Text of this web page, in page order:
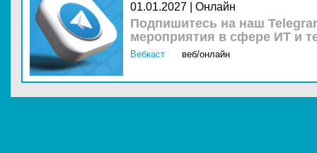
01.01.2027 | Онлайн
Подпишитесь на наш
мероприятия в сфере ИТ и
Вебкаст веб/онлайн